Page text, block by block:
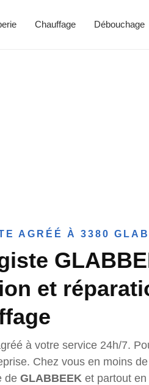
Chauffage Débouchage
AGRÉÉ À 3380
et
à votre service 24h/7.
Chez vous en moins
de GLABBEEK et partout